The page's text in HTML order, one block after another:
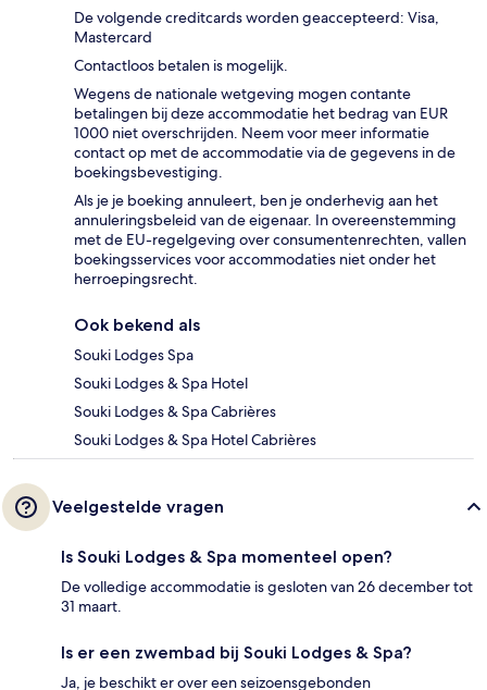
De volgende creditcards worden geaccepteerd: Visa,
Mastercard
Contactloos betalen is mogelijk.
Wegens de nationale wetgeving mogen contante
betalingen bij deze accommodatie het bedrag van EUR
1000 niet overschrijden. Neem voor meer informatie
contact op met de accommodatie via de gegevens in de
boekingsbevestiging.
Als je je boeking annuleert, ben je onderhevig aan het
annuleringsbeleid van de eigenaar. In overeenstemming
met de EU-regelgeving over consumentenrechten, vallen
boekingsservices voor accommodaties niet onder het
herroepingsrecht.
Ook bekend als
Souki Lodges Spa
Souki Lodges & Spa Hotel
Souki Lodges & Spa Cabrières
Souki Lodges & Spa Hotel Cabrières
Veelgestelde vragen
Is Souki Lodges & Spa momenteel open?
De volledige accommodatie is gesloten van 26 december tot
31 maart.
Is er een zwembad bij Souki Lodges & Spa?
Ja, je beschikt er over een seizoensgebonden